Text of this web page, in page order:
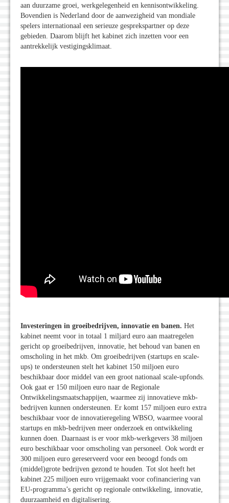
aan duurzame groei, werkgelegenheid en kennisontwikkeling.
Bovendien is Nederland door de aanwezigheid van mondiale
spelers internationaal een serieuze gesprekspartner op deze
gebieden. Daarom blijft het kabinet zich inzetten voor een
aantrekkelijk vestigingsklimaat.
Investeringen in groeibedrijven, innovatie en banen. Het
kabinet neemt voor in totaal 1 miljard euro aan maatregelen
gericht op groeibedrijven, innovatie, het behoud van banen en
omscholing in het mkb. Om groeibedrijven (startups en scale-
ups) te ondersteunen stelt het kabinet 150 miljoen euro
beschikbaar door middel van een groot nationaal scale-upfonds.
Ook gaat er 150 miljoen euro naar de Regionale
Ontwikkelingsmaatschappijen, waarmee zij innovatieve mkb-
bedrijven kunnen ondersteunen. Er komt 157 miljoen euro extra
beschikbaar voor de innovatieregeling WBSO, waarmee vooral
startups en mkb-bedrijven meer onderzoek en ontwikkeling
kunnen doen. Daarnaast is er voor mkb-werkgevers 38 miljoen
euro beschikbaar voor omscholing van personeel. Ook wordt er
300 miljoen euro gereserveerd voor een beoogd fonds om
(middel)grote bedrijven gezond te houden. Tot slot heeft het
kabinet 225 miljoen euro vrijgemaakt voor cofinanciering van
EU-programma’s gericht op regionale ontwikkeling, innovatie,
duurzaamheid en digitalisering.